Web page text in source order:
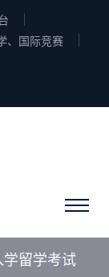
、国际竞赛
学留学考试